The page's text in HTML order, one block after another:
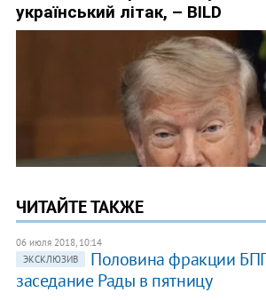
ЧИТАЙТЕ ТАКЖЕ
06 июля 2018, 10:14
ЭКСКЛЮЗИВ
Половина фракции
заседание Рады в пятницу